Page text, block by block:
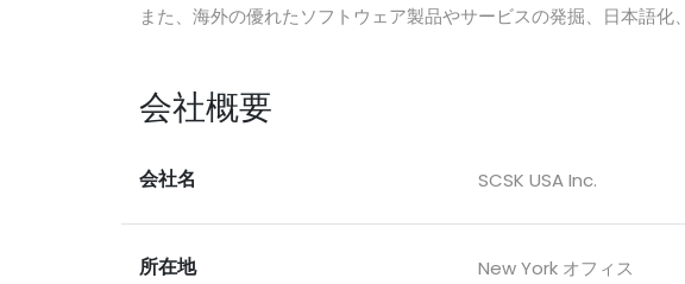
また、海外の優れたソフトウェア製品やサービスの発掘、日本語
会社概要
会社名 SCSK USA Inc.
所在地
New York オフィス